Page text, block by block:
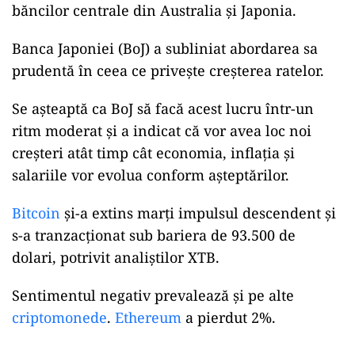
băncilor centrale din Australia şi Japonia.
Banca Japoniei (BoJ) a subliniat abordarea sa
prudentă în ceea ce privește creșterea ratelor.
Se așteaptă ca BoJ să facă acest lucru într-un
ritm moderat și a indicat că vor avea loc noi
creșteri atât timp cât economia, inflația și
salariile vor evolua conform așteptărilor.
Bitcoin şi-a extins marţi impulsul descendent și
s-a tranzacționat sub bariera de 93.500 de
dolari, potrivit analiştilor XTB.
Sentimentul negativ prevalează și pe alte
criptomonede. Ethereum a pierdut 2%.